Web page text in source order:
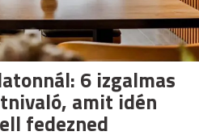
6 izgalmas
amit idén
fedezned